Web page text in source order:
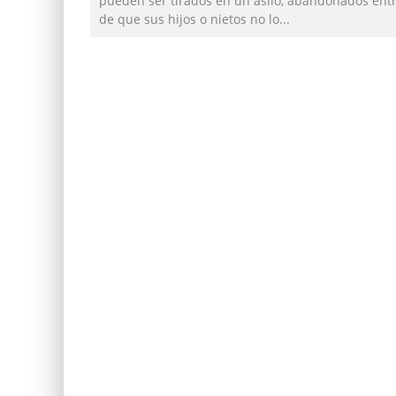
de que sus hijos o nietos no lo...